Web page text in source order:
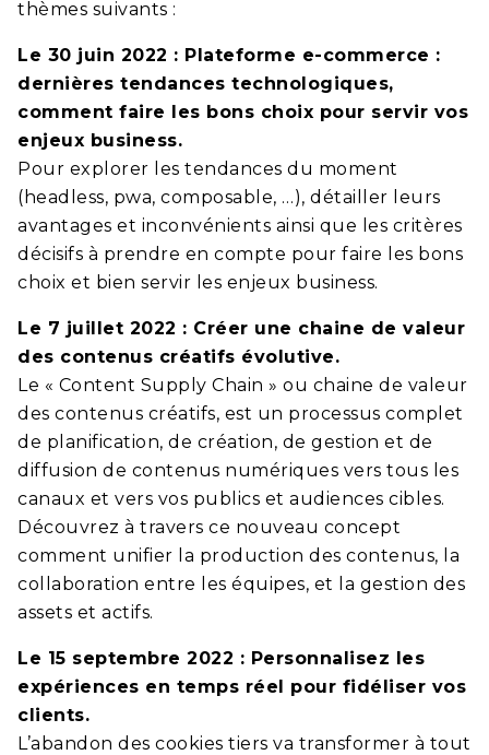
thèmes suivants :
Le 30 juin 2022 : Plateforme e-commerce :
dernières tendances technologiques,
comment faire les bons choix pour servir vos
enjeux business.
Pour explorer les tendances du moment
(headless, pwa, composable, …), détailler leurs
avantages et inconvénients ainsi que les critères
décisifs à prendre en compte pour faire les bons
choix et bien servir les enjeux business.
Le 7 juillet 2022 : Créer une chaine de valeur
des contenus créatifs évolutive.
Le « Content Supply Chain » ou chaine de valeur
des contenus créatifs, est un processus complet
de planification, de création, de gestion et de
diffusion de contenus numériques vers tous les
canaux et vers vos publics et audiences cibles.
Découvrez à travers ce nouveau concept
comment unifier la production des contenus, la
collaboration entre les équipes, et la gestion des
assets et actifs.
Le 15 septembre 2022 : Personnalisez les
expériences en temps réel pour fidéliser vos
clients.
L’abandon des cookies tiers va transformer à tout